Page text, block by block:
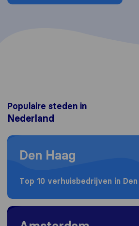
Populaire steden in
Nederland
Moving to Den Haag
Den Haag
Top 10 verhuisbedrijven in Den
Moving to Amsterdam